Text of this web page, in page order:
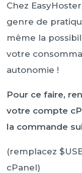
Chez
genre de
même la
votre
autonomie !
Pour ce faire,
votre compte
la commande
(remplacez
cPanel)